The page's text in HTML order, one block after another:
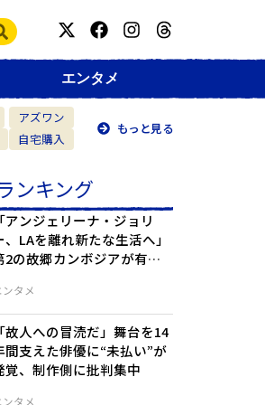
エンタメ
アズワン
自宅購入
もっと見る
ンキング
ンタメ
「アンジェリーナ・ジョリ
、LAを離れ新たな生活へ」
2の故郷カンボジアが有力
ンタメ
「故人への冒涜だ」舞台を14
間支えた俳優に“未払い”が
覚、制作側に批判集中